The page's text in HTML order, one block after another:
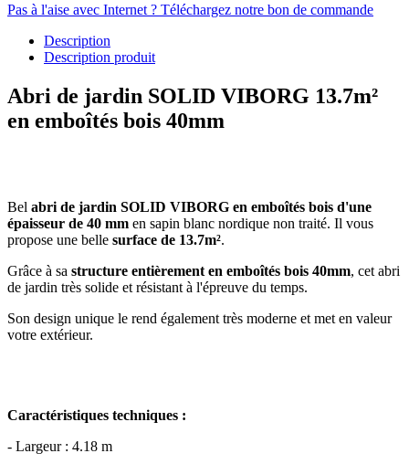
Pas à l'aise avec Internet ? Téléchargez notre bon de commande
Description
Description produit
Abri de jardin SOLID VIBORG 13.7m²
en emboîtés bois 40mm
Bel abri de jardin SOLID VIBORG en emboîtés bois d'une
épaisseur de 40 mm en sapin blanc nordique non traité. Il vous
propose une belle surface de 13.7m².
Grâce à sa structure entièrement en emboîtés bois 40mm, cet abri
de jardin très solide et résistant à l'épreuve du temps.
Son design unique le rend également très moderne et met en valeur
votre extérieur.
Caractéristiques techniques :
- Largeur : 4.18 m